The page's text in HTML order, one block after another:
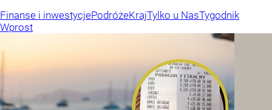
Finanse i inwestycjePodróżeKrajTylko u NasTygodnik
Wprost